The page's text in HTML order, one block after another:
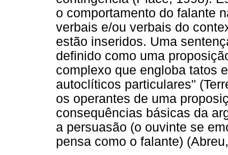
o comportamento do falante
verbais e/ou verbais do
estão inseridos. Uma
definido como uma
complexo que engloba tatos
autoclíticos particulares"
os operantes de uma
consequências básicas da
a persuasão (o ouvinte se
pensa como o falante)